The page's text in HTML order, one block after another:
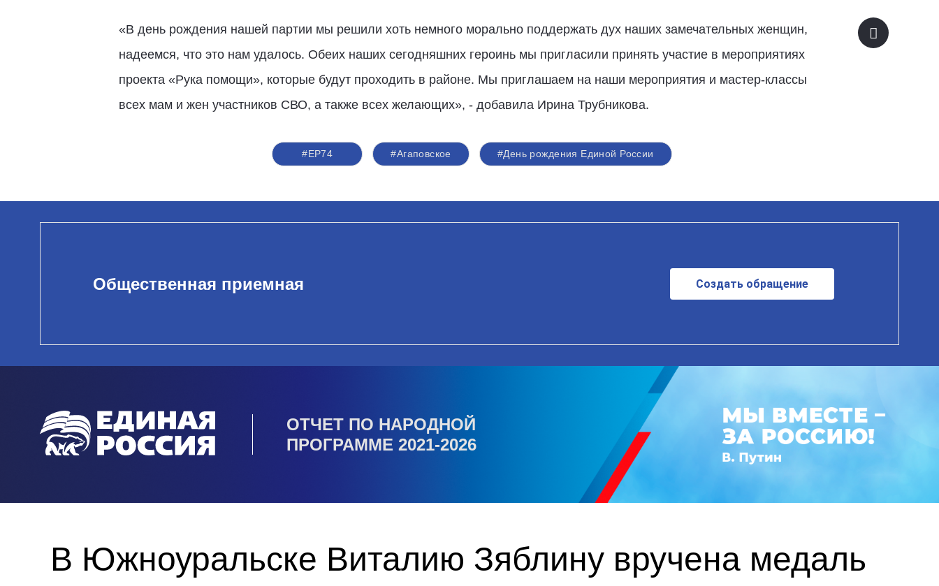
«В день рождения нашей партии мы решили хоть немного морально поддержать дух наших замечательных женщин,
надеемся, что это нам удалось. Обеих наших сегодняшних героинь мы пригласили принять участие в мероприятиях
проекта «Рука помощи», которые будут проходить в районе. Мы приглашаем на наши мероприятия и мастер-классы
всех мам и жен участников СВО, а также всех желающих», - добавила Ирина Трубникова.
#ЕР74 #Агаповское #День рождения Единой России
Общественная приемная Создать обращение
ОТЧЕТ ПО НАРОДНОЙ
ПРОГРАММЕ 2021-2026
В Южноуральске Виталию Зяблину вручена медаль